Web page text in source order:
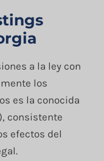
a la ley con
los
es la conocida
consistente
efectos del